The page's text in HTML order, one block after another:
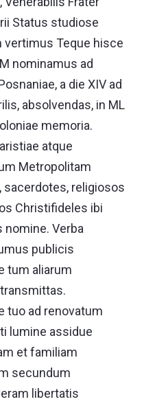
Status studiose
Teque hisce
nominamus ad
a die XIV ad
absolvendas, in ML
memoria.
atque
Metropolitam
sacerdotes, religiosos
Christifideles ibi
Verba
publicis
tum aliarum
tuo ad renovatum
lumine assidue
et familiam
secundum
libertatis